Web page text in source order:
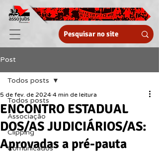
Post
Todos posts
Associação
Clipping
Comunicados
Todos posts
ENCONTRO ESTADUAL
DOS/AS JUDICIÁRIOS/AS:
Aprovadas a pré-pauta
5 de fev. de 2024 4 min de leitura